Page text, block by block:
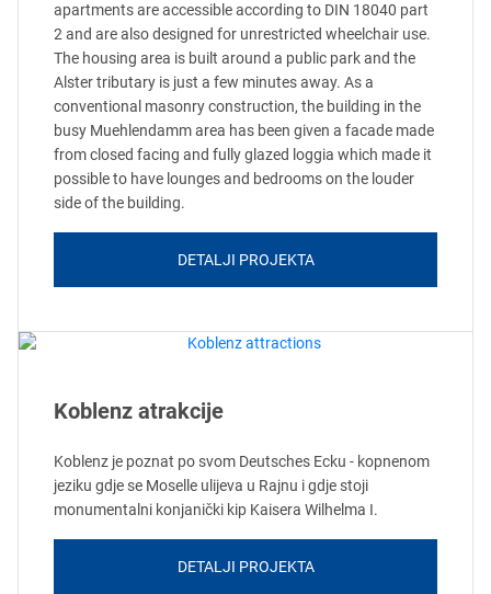
apartments are accessible according to DIN 18040 part
2 and are also designed for unrestricted wheelchair use.
The housing area is built around a public park and the
Alster tributary is just a few minutes away. As a
conventional masonry construction, the building in the
busy Muehlendamm area has been given a facade made
from closed facing and fully glazed loggia which made it
possible to have lounges and bedrooms on the louder
side of the building.
DETALJI PROJEKTA
Koblenz atrakcije
Koblenz je poznat po svom Deutsches Ecku - kopnenom
jeziku gdje se Moselle ulijeva u Rajnu i gdje stoji
monumentalni konjanički kip Kaisera Wilhelma I.
DETALJI PROJEKTA